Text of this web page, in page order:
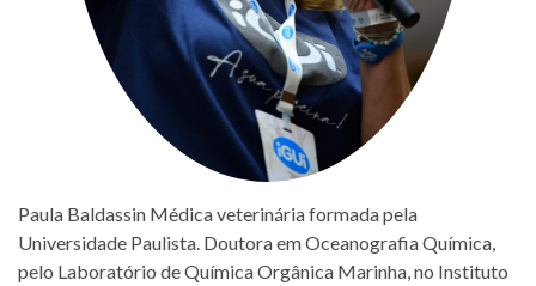
Paula Baldassin Médica veterinária formada pela
Universidade Paulista. Doutora em Oceanografia Química,
pelo Laboratório de Química Orgânica Marinha, no Instituto